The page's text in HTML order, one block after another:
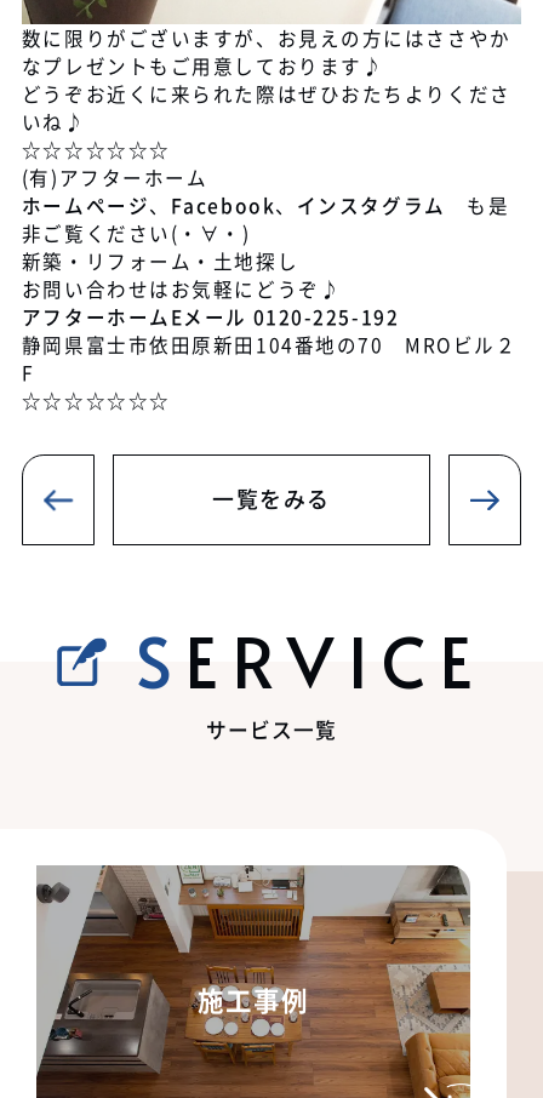
数に限りがございますが、お見えの方にはささやか
なプレゼントもご用意しております♪
どうぞお近くに来られた際はぜひおたちよりくださ
いね♪
☆☆☆☆☆☆☆
(有)アフターホーム
ホームページ、 Facebook、 インスタグラム
も是
非ご覧ください(・∀・)
新築・リフォーム・土地探し
お問い合わせはお気軽にどうぞ♪
アフターホームEメール 0120-225-192
静岡県富士市依田原新田104番地の70 MROビル２
F
☆☆☆☆☆☆☆
一覧をみる
SERVICE
サービス一覧
施工事例